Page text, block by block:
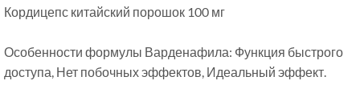
Кордицепс китайский порошок 100 мг
Особенности формулы Варденафила: Функция быстрого
доступа, Нет побочных эффектов, Идеальный эффект.